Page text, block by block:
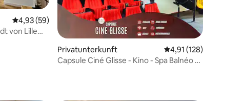
Bewertungen
Durchschnittliche Bewertung: 4,93 von 5, 59 Bewertungen
4,93 (59)
von Lille
Privatunterkunft Durchschnittliche
4,91 (128)
Capsule Ciné Glisse - Kino - Spa Balnéo -